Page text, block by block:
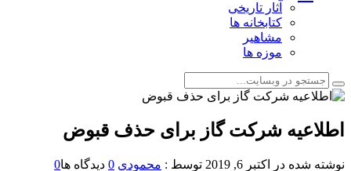
آثار تاریخی
کتابخانه ها
مشاهیر
موزه ها
اطلاعیه شرکت گاز برای حذف قبوض
نوشته شده در اکتبر 6, 2019 توسط : محمودی 0 دیدگاه ها0